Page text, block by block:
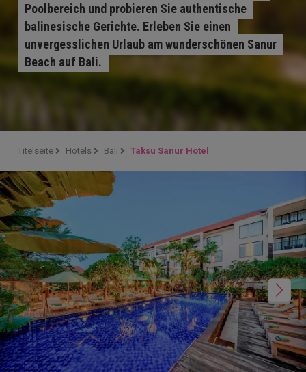
Poolbereich und probieren Sie authentische
balinesische Gerichte. Erleben Sie einen
unvergesslichen Urlaub am wunderschönen Sanur
Beach auf Bali.
Titelseite Hotels Bali Taksu Sanur Hotel